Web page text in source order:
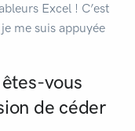
Excel ! C’est
me suis appuyée
vous
de céder